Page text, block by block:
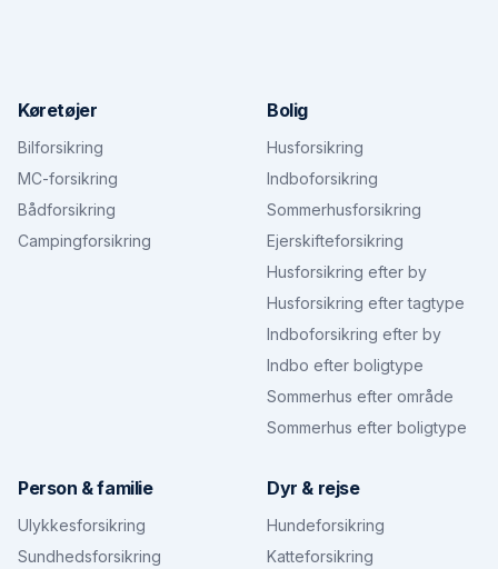
Køretøjer
Bilforsikring
MC-forsikring
Bådforsikring
Campingforsikring
Bolig
Husforsikring
Indboforsikring
Sommerhusforsikring
Ejerskifteforsikring
Husforsikring efter by
Husforsikring efter tagtype
Indboforsikring efter by
Indbo efter boligtype
Sommerhus efter område
Sommerhus efter boligtype
Person & familie
Ulykkesforsikring
Sundhedsforsikring
Dyr & rejse
Hundeforsikring
Katteforsikring